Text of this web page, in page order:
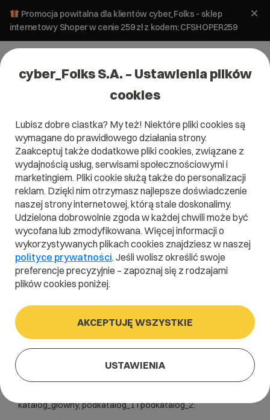
Promocja powitalna dla klientów cyber_Folks - sklep
internetowy Shoper w cenie 259 zł z kodem: CFSHOPER259
Pomoc»Aplikacje stron»Inne zagadnienia stron www»
Wyświetlanie zawartości katalogów
Wyświetlanie zawartości katalogów
Serwery Aplikacje stron
Inne zagadnienia
stron www
Domyślnie generowanie listy plików dla katalogów nie
Ci na wyświetlaniu zawartości danego katalogu w
przeglądarce www, możesz umieścić plik .htaccess
katalogu, który ma być listowany. W pliku tym powinien być
umieszczony poniższy kod:
Umieszczenie pliku
.htaccess w konkretnym katalogu
katalog_główny, podkatalog_1 i podkatalog_2:
cyber_Folks S.A. – Ustawienia plików
cookies
Lubisz dobre ciastka? My też! Niektóre pliki cookies są
wymagane do prawidłowego działania strony.
Zaakceptuj także dodatkowe pliki cookies, związane z
wydajnością usług, serwisami społecznościowymi i
marketingiem. Pliki cookie służą także do personalizacji
reklam. Dzięki nim otrzymasz najlepsze doświadczenie
naszej strony internetowej, którą stale doskonalimy.
Udzielona dobrowolnie zgoda w każdej chwili może być
wycofana lub zmodyfikowana. Więcej informacji o
wykorzystywanych plikach cookies znajdziesz w naszej
polityce prywatności. Jeśli wolisz określić swoje
preferencje precyzyjnie – zapoznaj się z rodzajami
plików cookies poniżej.
AKCEPTUJĘ WSZYSTKIE
USTAWIENIA